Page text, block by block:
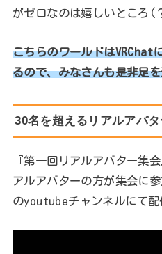
がゼロなのは嬉しいところ(
こちらのワールドは
るので、みなさんも是非足
30名を超えるリアルアバ
『第一回リアルアバター集
アルアバターの方が集会に
のyoutubeチャンネルにて配